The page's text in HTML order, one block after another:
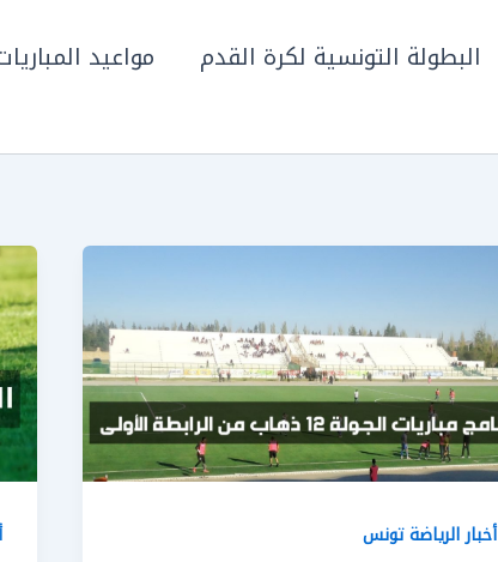
البطولة التونسية لكرة القدم مواعيد
أخبار الرياضة تونس